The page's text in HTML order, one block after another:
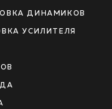
ДИНАМИКОВ
УСИЛИТЕЛЯ